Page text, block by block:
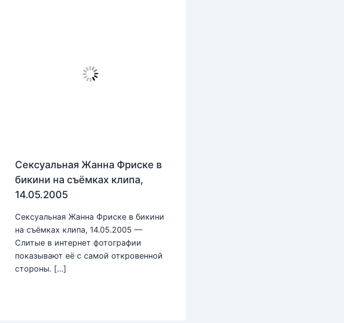
Сексуальная Жанна Фриске в
бикини на съёмках клипа,
14.05.2005
Сексуальная Жанна Фриске в бикини
на съёмках клипа, 14.05.2005 —
Слитые в интернет фотографии
показывают её с самой откровенной
стороны. […]